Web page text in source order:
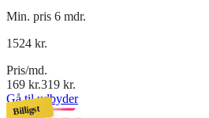
Min. pris 6 mdr.
1524 kr.
Pris/md.
169 kr.319 kr.
Gå til udbyder
Billigst